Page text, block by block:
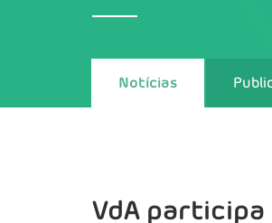
Notícias
VdA participa